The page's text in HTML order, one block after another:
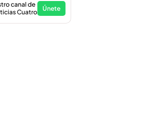
canal de
Cuatro
Únete